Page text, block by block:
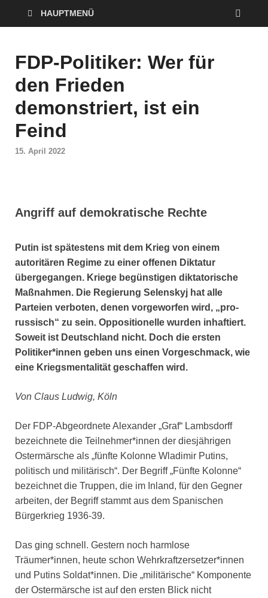
HAUPTMENÜ
FDP-Politiker: Wer für
den Frieden
demonstriert, ist ein
Feind
15. April 2022
Angriff auf demokratische Rechte
Putin ist spätestens mit dem Krieg von einem
autoritären Regime zu einer offenen Diktatur
übergegangen. Kriege begünstigen diktatorische
Maßnahmen. Die Regierung Selenskyj hat alle
Parteien verboten, denen vorgeworfen wird, „pro-
russisch“ zu sein. Oppositionelle wurden inhaftiert.
Soweit ist Deutschland nicht. Doch die ersten
Politiker*innen geben uns einen Vorgeschmack, wie
eine Kriegsmentalität geschaffen wird.
Von Claus Ludwig, Köln
Der FDP-Abgeordnete Alexander „Graf“ Lambsdorff
bezeichnete die Teilnehmer*innen der diesjährigen
Ostermärsche als „fünfte Kolonne Wladimir Putins,
politisch und militärisch“. Der Begriff „Fünfte Kolonne“
bezeichnet die Truppen, die im Inland, für den Gegner
arbeiten, der Begriff stammt aus dem Spanischen
Bürgerkrieg 1936-39.
Das ging schnell. Gestern noch harmlose
Träumer*innen, heute schon Wehrkraftzersetzer*innen
und Putins Soldat*innen. Die „militärische“ Komponente
der Ostermärsche ist auf den ersten Blick nicht